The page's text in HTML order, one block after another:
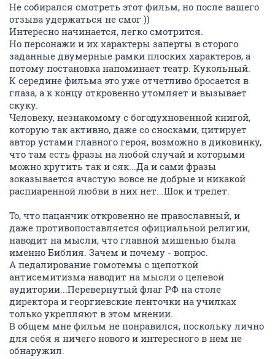
Не собирался смотреть этот фильм, но после вашего
отзыва удержаться не смог ))
Интересно начинается, легко смотрится.
Но персонажи и их характеры заперты в сторого
заданные двумерные рамки плоских характеров, а
потому постановка напоминает театр. Кукольный.
К середине фильма это уже отчетливо бросается в
глаза, а к концу откровенно утомляет и вызывает
скуку.
Человеку, незнакомому с богодухновенной книгой,
которую так активно, даже со сносками, цитирует
автор устами главного героя, возможно в диковинку,
что там есть фразы на любой случай и которыми
можно крутить так и сяк...Да и сами фразы
зоказывается ачастую вовсе не добрые и никакой
распиаренной любви в них нет...Шок и трепет.
То, что пацанчик откровенно не православный, и
даже противопоставляется официальной религии,
наводит на мысли, что главной мишенью была
именно Библия. Зачем и почему - вопрос.
А педалирование гомотемы с щепоткой
антисемитизма наводит на мысли о целевой
аудитории...Перевернутый флаг РФ на столе
директора и георгиевские ленточки на училках
только укрепляют в этом мнении.
В общем мне фильм не понравился, поскольку лично
для себя я ничего нового и интересного в нем не
обнаружил.